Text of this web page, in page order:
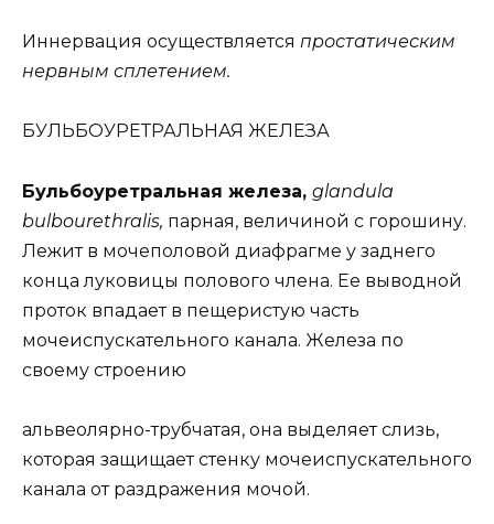
Иннервация осуществляется простатическим
нервным сплетением.
БУЛЬБОУРЕТРАЛЬНАЯ ЖЕЛЕЗА
Бульбоуретральная железа, glandula
bulbourethralis, парная, величиной с горошину.
Лежит в мочеполовой диафрагме у заднего
конца луковицы полового члена. Ее выводной
проток впадает в пещеристую часть
мочеиспускательного канала. Железа по
своему строению
альвеолярно-трубчатая, она выделяет слизь,
которая защищает стенку мочеиспускательного
канала от раздражения мочой.